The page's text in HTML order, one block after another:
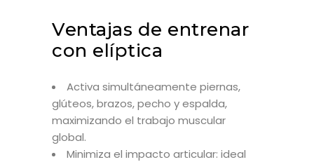
Ventajas de entrenar
con elíptica
Activa simultáneamente piernas,
glúteos, brazos, pecho y espalda,
maximizando el trabajo muscular
global.
Minimiza el impacto articular: ideal